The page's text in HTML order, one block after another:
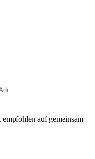
empfohlen auf gemeinsam